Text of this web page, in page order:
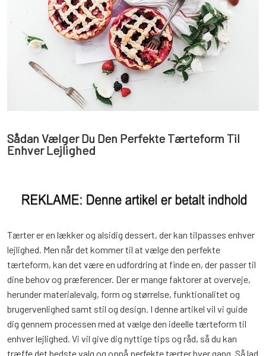
Sådan Vælger Du Den Perfekte Tærteform Til
Enhver Lejlighed
Tærter er en lækker og alsidig dessert, der kan tilpasses enhver
lejlighed. Men når det kommer til at vælge den perfekte
tærteform, kan det være en udfordring at finde en, der passer til
dine behov og præferencer. Der er mange faktorer at overveje,
herunder materialevalg, form og størrelse, funktionalitet og
brugervenlighed samt stil og design. I denne artikel vil vi guide
dig gennem processen med at vælge den ideelle tærteform til
enhver lejlighed. Vi vil give dig nyttige tips og råd, så du kan
træffe det bedste valg og opnå perfekte tærter hver gang. Så lad